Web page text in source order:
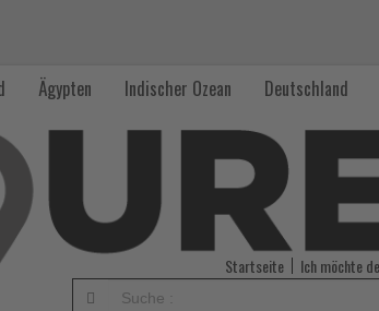
Ägypten Indischer Ozean Deutschland
Startseite Ich möchte